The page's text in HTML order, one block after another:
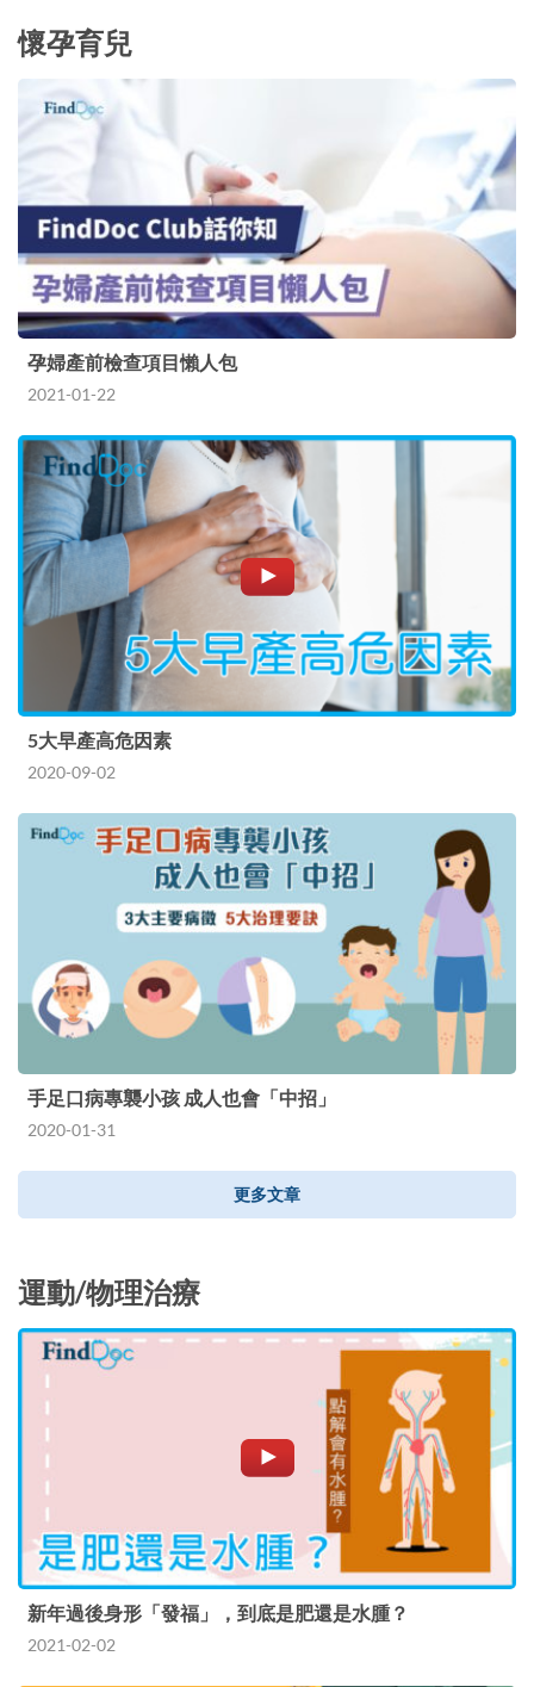
懷孕育兒
孕婦產前檢查項目懶人包
2021-01-22
5大早產高危因素
2020-09-02
手足口病專襲小孩 成人也會「中招」
2020-01-31
更多文章
運動/物理治療
新年過後身形「發福」，到底是肥還是水腫？
2021-02-02